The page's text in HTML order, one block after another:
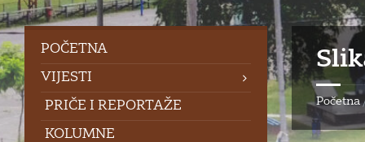
Početna
POČETNA
VIJESTI
PRIČE I REPORTAŽE
KOLUMNE